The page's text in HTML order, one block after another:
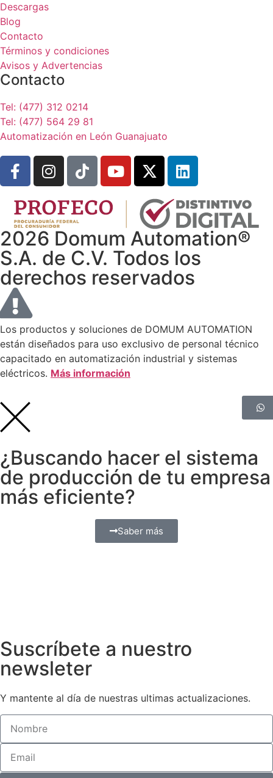
Descargas
Blog
Contacto
Términos y condiciones
Avisos y Advertencias
Contacto
Tel: (477) 312 0214
Tel: (477) 564 29 81
Automatización en León Guanajuato
2026 Domum Automation®
S.A. de C.V. Todos los
derechos reservados
Los productos y soluciones de DOMUM AUTOMATION
están diseñados para uso exclusivo de personal técnico
capacitado en automatización industrial y sistemas
eléctricos. Más información
¿Buscando hacer el sistema
de producción de tu empresa
más eficiente?
Saber más
Suscríbete a nuestro
newsleter
Y mantente al día de nuestras ultimas actualizaciones.